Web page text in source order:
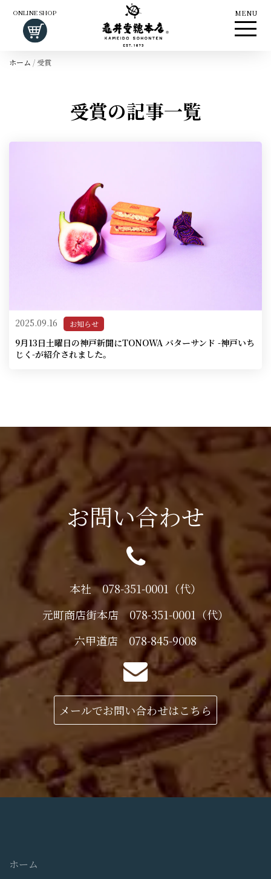
MENU
ONLINE SHOP
ホーム /受賞
受賞の記事一覧
2025.09.16 お知らせ
9月13日土曜日の神戸新聞にTONOWA バターサンド -神戸いち
じく-が紹介されました。
お問い合わせ
本社 078-351-0001（代）
元町商店街本店 078-351-0001（代）
六甲道店 078-845-9008
メールでお問い合わせはこちら
ホーム